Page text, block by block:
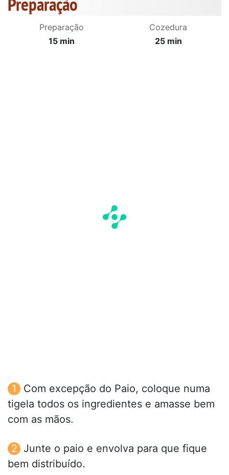
Preparação
15 min
Cozedura
25 min
Com excepção do Paio, coloque numa
tigela todos os ingredientes e amasse bem
com as mãos.
Junte o paio e envolva para que fique
bem distribuído.